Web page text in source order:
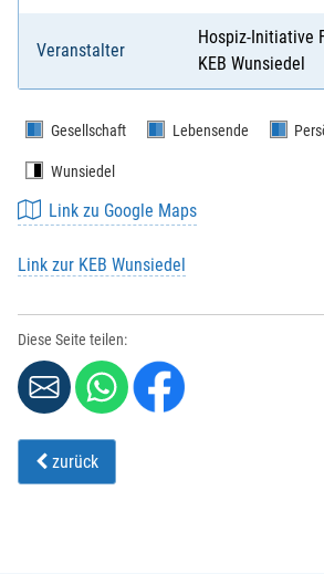
Veranstalter
Hospiz-Initiative
KEB Wunsiedel
Gesellschaft Lebensende
Wunsiedel
Link zu Google Maps
Link zur KEB Wunsiedel
Diese Seite teilen:
zurück